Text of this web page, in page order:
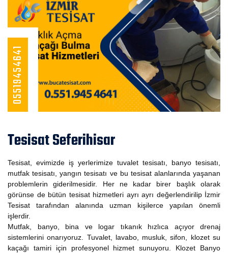
05519454641
Tesisat Seferihisar
Tesisat, evimizde iş yerlerimize tuvalet tesisatı, banyo tesisatı,
mutfak tesisatı, yangın tesisatı ve bu tesisat alanlarında yaşanan
problemlerin giderilmesidir. Her ne kadar birer başlık olarak
görünse de bütün tesisat hizmetleri ayrı ayrı değerlendirilip İzmir
Tesisat tarafından alanında uzman kişilerce yapılan önemli
işlerdir.
Mutfak, banyo, bina ve logar tıkanık hızlıca açıyor drenaj
sistemlerini onarıyoruz. Tuvalet, lavabo, musluk, sifon, klozet su
kaçağı tamiri için profesyonel hizmet sunuyoru. Klozet Banyo